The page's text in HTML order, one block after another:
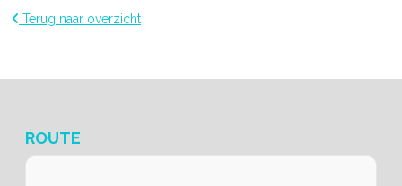
Terug naar overzicht
ROUTE